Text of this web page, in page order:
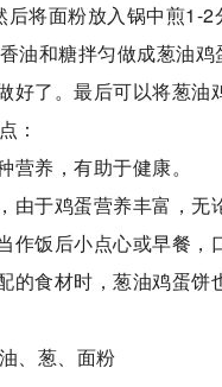
将面粉放入锅中煎1-
油和糖拌匀做成葱油鸡
好了。最后可以将葱油
：
养，有助于健康。
由于鸡蛋营养丰富，无
作饭后小点心或早餐，
的食材时，葱油鸡蛋
、葱、面粉